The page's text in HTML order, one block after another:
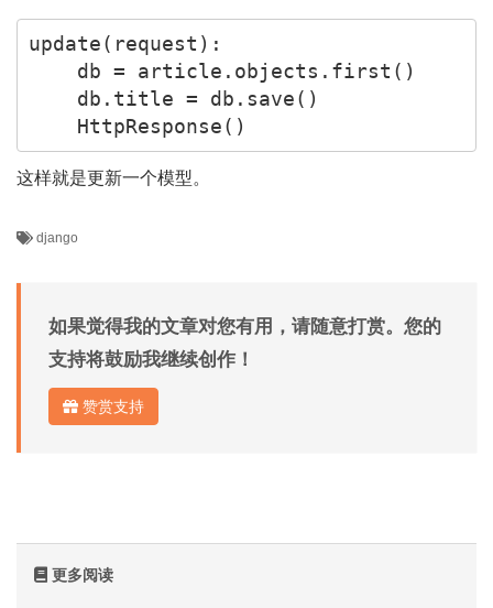
update(request):
db = article.objects.first()
db.title = db.save()
HttpResponse()
这样就是更新一个模型。
django
如果觉得我的文章对您有用，请随意打赏。您的
支持将鼓励我继续创作！
赞赏支持
更多阅读